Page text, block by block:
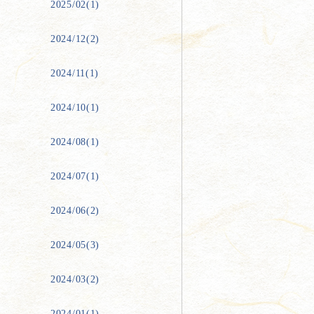
2025/02(1)
2024/12(2)
2024/11(1)
2024/10(1)
2024/08(1)
2024/07(1)
2024/06(2)
2024/05(3)
2024/03(2)